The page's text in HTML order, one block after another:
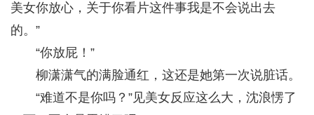
美女你放心，关于你看片这件事我是不会说出去
的。”
“你放屁！”
柳潇潇气的满脸通红，这还是她第一次说脏话。
“难道不是你吗？”见美女反应这么大，沈浪愣了